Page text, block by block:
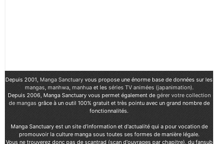
Depuis 2001, Manga Sanctuary vous propose une énorme base de données sur les
mangas, manhwa, manhuaet les séries TV animées (japanimation).
Depuis 2006, Manga Sanctuary vous permet également de gérer votre collection
de mangasgrâce à un outil 100% gratuit et très pointu avec un grand nombre de
fonctionnalités.
Manga Sanctuary est un site d'information et d'actualité qui a pour vocation de
promouvoir la culture manga sous toutes ses formes de manière légale.
Vous ne trouverez donc pas de scantrad (scan d'ouvrages par chapitre), du fansub